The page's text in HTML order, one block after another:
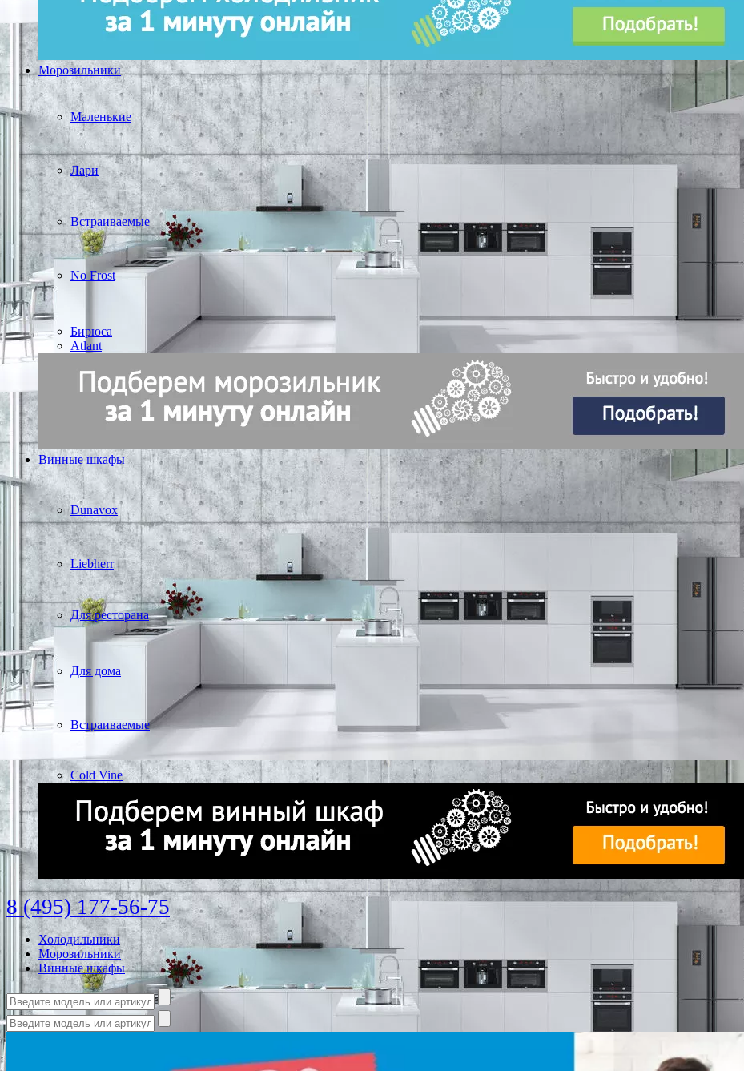
Морозильники
Маленькие
Лари
Встраиваемые
No Frost
Бирюса
Atlant
Винные шкафы
Dunavox
Liebherr
Для ресторана
Для дома
Встраиваемые
Cold Vine
8 (495) 177-56-75
Холодильники
Морозильники
Винные шкафы